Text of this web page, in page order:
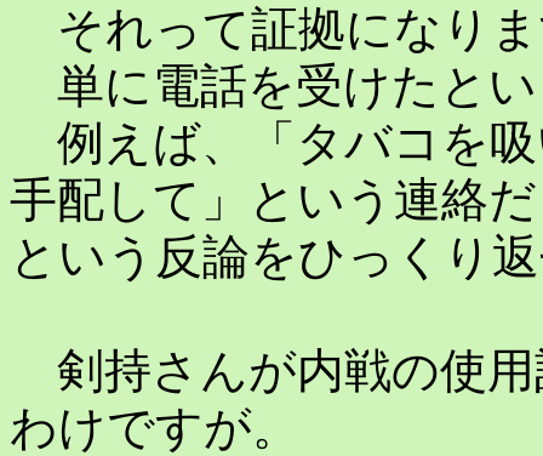
それって証拠になり
単に電話を受けたと
例えば、「タバコを
手配して」という連絡
という反論をひっくり
剣持さんが内戦の使
わけですが。